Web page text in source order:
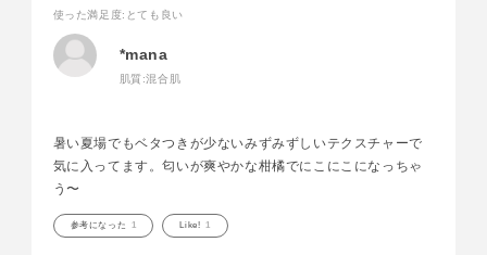
使った満足度:とても良い
*mana
肌質:混合肌
暑い夏場でもベタつきが少ないみずみずしいテクスチャーで
気に入ってます。匂いが爽やかな柑橘でにこにこになっちゃ
う〜
参考になった 1 Like! 1